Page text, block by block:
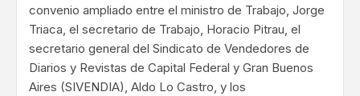
convenio ampliado entre el ministro de Trabajo, Jorge
Triaca, el secretario de Trabajo, Horacio Pitrau, el
secretario general del Sindicato de Vendedores de
Diarios y Revistas de Capital Federal y Gran Buenos
Aires (SIVENDIA), Aldo Lo Castro, y los